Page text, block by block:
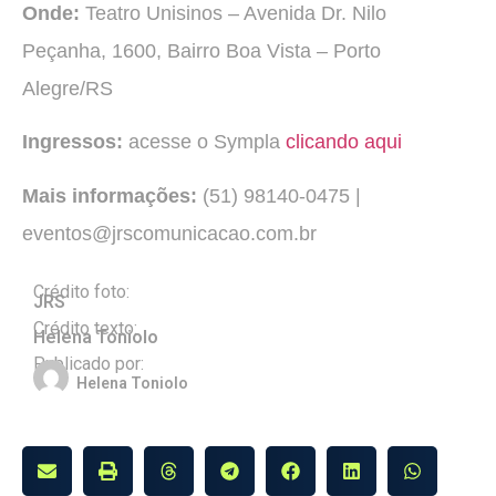
Onde: Teatro Unisinos – Avenida Dr. Nilo
Peçanha, 1600, Bairro Boa Vista – Porto
Alegre/RS
Ingressos: acesse o Sympla clicando aqui
Mais informações: (51) 98140-0475 |
eventos@jrscomunicacao.com.br
Crédito foto:
JRS
Crédito texto:
Helena Toniolo
Publicado por:
Helena Toniolo